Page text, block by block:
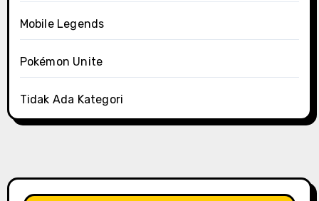
Mobile Legends
Pokémon Unite
Tidak Ada Kategori